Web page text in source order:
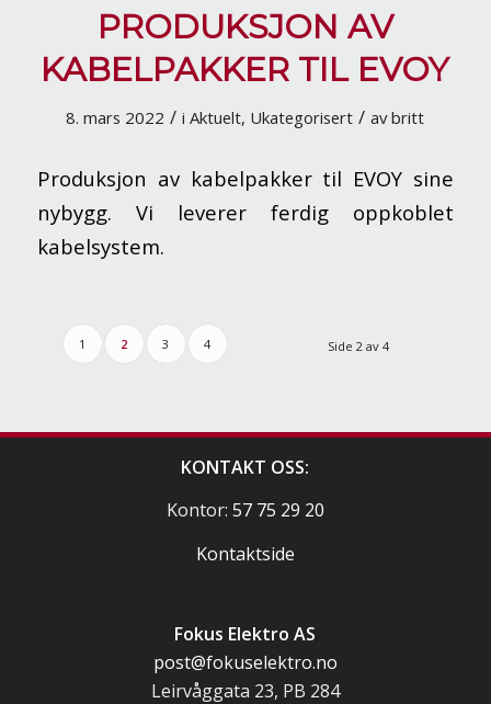
PRODUKSJON AV
KABELPAKKER TIL EVOY
8. mars 2022 / iAktuelt, Ukategorisert / avbritt
Produksjon av kabelpakker til EVOY sine
nybygg. Vi leverer ferdig oppkoblet
kabelsystem.
Side 2 av 4
1 2 3 4
KONTAKT OSS:
Kontor: 57 75 29 20
Kontaktside
Fokus Elektro AS
post@fokuselektro.no
Leirvåggata 23, PB 284